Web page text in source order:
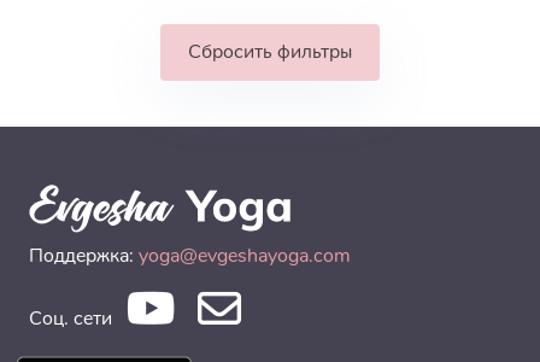
Сбросить фильтры
Поддержка: yoga@evgeshayoga.com
Соц. сети